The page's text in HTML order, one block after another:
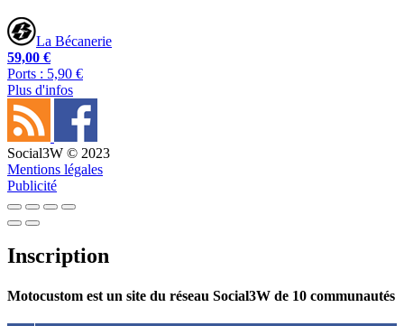
La Bécanerie
59,00 €
Ports : 5,90 €
Plus d'infos
Social3W © 2023
Mentions légales
Publicité
Inscription
Motocustom est un site du réseau Social3W de 10 communautés